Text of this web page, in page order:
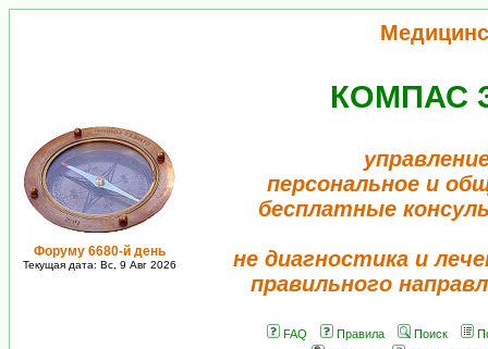
Форуму 6680-й день
Текущая дата: Вс, 9 Авг 2026
КОМПАС
персональное и
бесплатные
не диагностика и
правильного
FAQ Правила Поиск